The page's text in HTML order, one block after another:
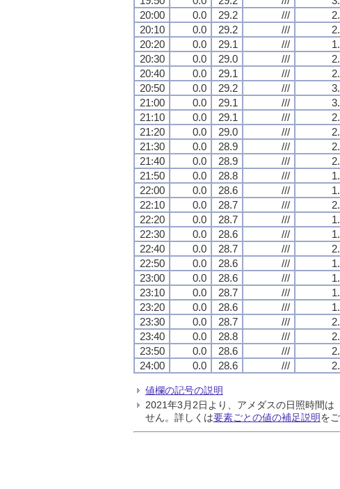
20:00
0.0 29.2 ///
20:10
0.0 29.2 ///
20:20
0.0 29.1 ///
20:30
0.0 29.0 ///
20:40
0.0 29.1 ///
20:50
0.0 29.2 ///
21:00
0.0 29.1 ///
21:10
0.0 29.1 ///
21:20
0.0 29.0 ///
21:30
0.0 28.9 ///
21:40
0.0 28.9 ///
21:50
0.0 28.8 ///
22:00
0.0 28.6 ///
22:10
0.0 28.7 ///
22:20
0.0 28.7 ///
22:30
0.0 28.6 ///
22:40
0.0 28.7 ///
22:50
0.0 28.6 ///
23:00
0.0 28.6 ///
23:10
0.0 28.7 ///
23:20
0.0 28.6 ///
23:30
0.0 28.7 ///
23:40
0.0 28.8 ///
23:50
0.0 28.6 ///
24:00
0.0 28.6 ///
値欄の記号の説明
2021年3月2日より、アメダスの日照時間は
せん。詳しくは要素ごとの値の補足説明を